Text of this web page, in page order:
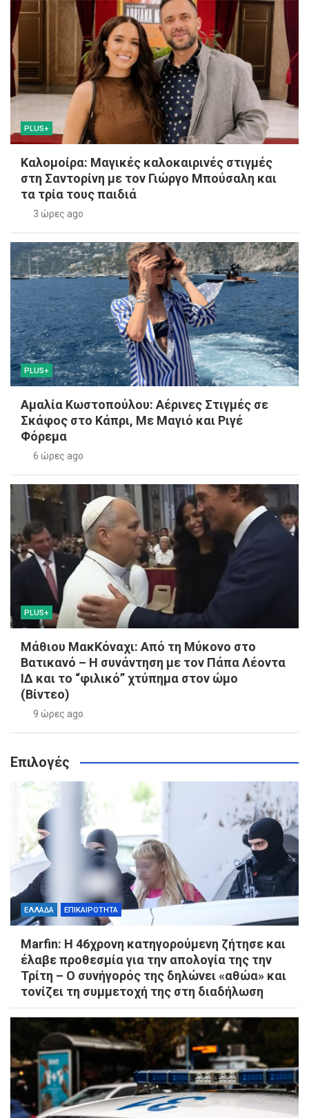
PLUS+
Καλομοίρα: Μαγικές καλοκαιρινές στιγμές
στη Σαντορίνη με τον Γιώργο Μπούσαλη και
τα τρία τους παιδιά
3 ώρες ago
PLUS+
Αμαλία Κωστοπούλου: Αέρινες Στιγμές σε
Σκάφος στο Κάπρι, Με Μαγιό και Ριγέ
Φόρεμα
6 ώρες ago
PLUS+
Μάθιου ΜακΚόναχι: Από τη Μύκονο στο
Βατικανό – Η συνάντηση με τον Πάπα Λέοντα
ΙΔ και το “φιλικό” χτύπημα στον ώμο
(Βίντεο)
9 ώρες ago
Επιλογές
ΕΛΛΑΔΑ ΕΠΙΚΑΙΡΟΤΗΤΑ
Marfin: Η 46χρονη κατηγορούμενη ζήτησε και
έλαβε προθεσμία για την απολογία της την
Τρίτη – Ο συνήγορός της δηλώνει «αθώα» και
τονίζει τη συμμετοχή της στη διαδήλωση